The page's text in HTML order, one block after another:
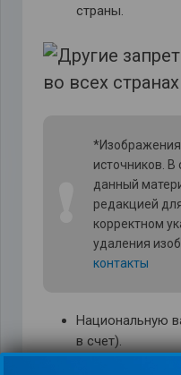
страны.
источников. В
данный
редакцией
корректном
удаления
контакты
Национальную
в счет).